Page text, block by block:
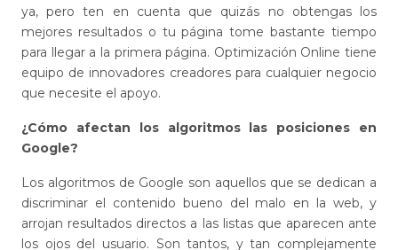
ya, pero ten en cuenta que quizás no obtengas los
mejores resultados o tu página tome bastante tiempo
para llegar a la primera página. Optimización Online tiene
equipo de innovadores creadores para cualquier negocio
que necesite el apoyo.
¿Cómo afectan los algoritmos las posiciones en
Google?
Los algoritmos de Google son aquellos que se dedican a
discriminar el contenido bueno del malo en la web, y
arrojan resultados directos a las listas que aparecen ante
los ojos del usuario. Son tantos, y tan complejamente